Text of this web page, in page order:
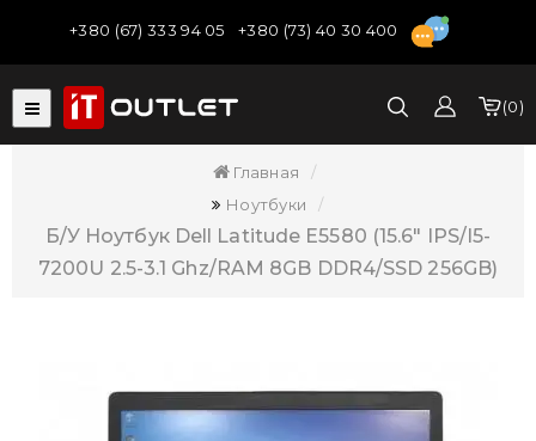
+380 (67) 333 94 05 +380 (73) 40 30 400
0
Главная
Ноутбуки
Б/У Ноутбук Dell Latitude E5580 (15.6" IPS/i5-
7200U 2.5-3.1 Ghz/RAM 8GB DDR4/SSD 256GB)